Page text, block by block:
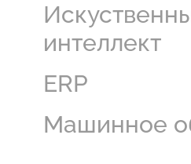
интеллект
ERP
Машинное